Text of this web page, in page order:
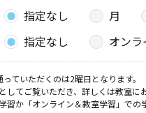
８１
木 金 土
日
３－１ 池永ビル ３
指定なし 月
指定なし オン
ていただくのは2曜日となります。
てご覧いただき、詳しくは教室に
か「オンライン＆教室学習」での